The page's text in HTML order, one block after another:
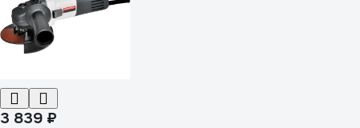
3 839 ₽